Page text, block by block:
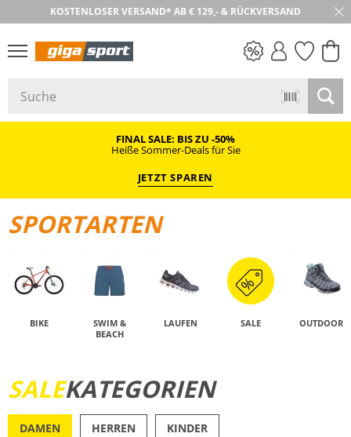
KOSTENLOSER VERSAND* AB € 129,- & RÜCKVERSAND
30 TAGE RÜCKGABE
FINAL SALE: BIS ZU -50%
Heiße Sommer-Deals für Sie
JETZT SPAREN
SPORTARTEN
BIKE
SWIM &
BEACH
LAUFEN SALE OUTDOOR
JETZT ENTDECKEN
SALEKATEGORIEN
DAMEN HERREN KINDER